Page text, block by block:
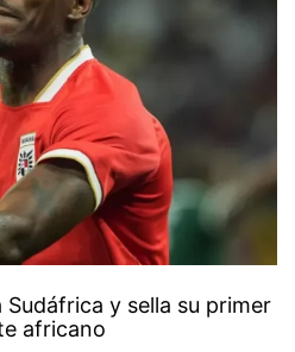
Sudáfrica y sella su primer
africano